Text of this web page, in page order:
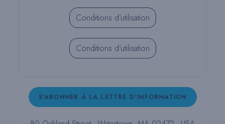
Conditions d’utilisation
Conditions d’utilisation
S'ABONNER À LA LETTRE D'INFORMATION